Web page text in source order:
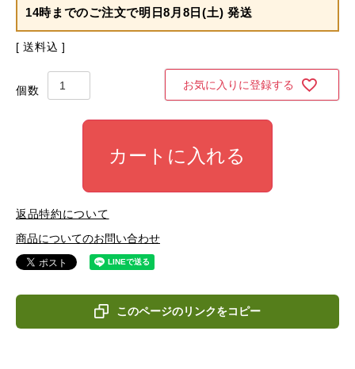
14時までのご注文で明日8月8日(土) 発送
送料込
お気に入りに登録する
カートに入れる
返品特約について
商品についてのお問い合わせ
このページのリンクをコピー